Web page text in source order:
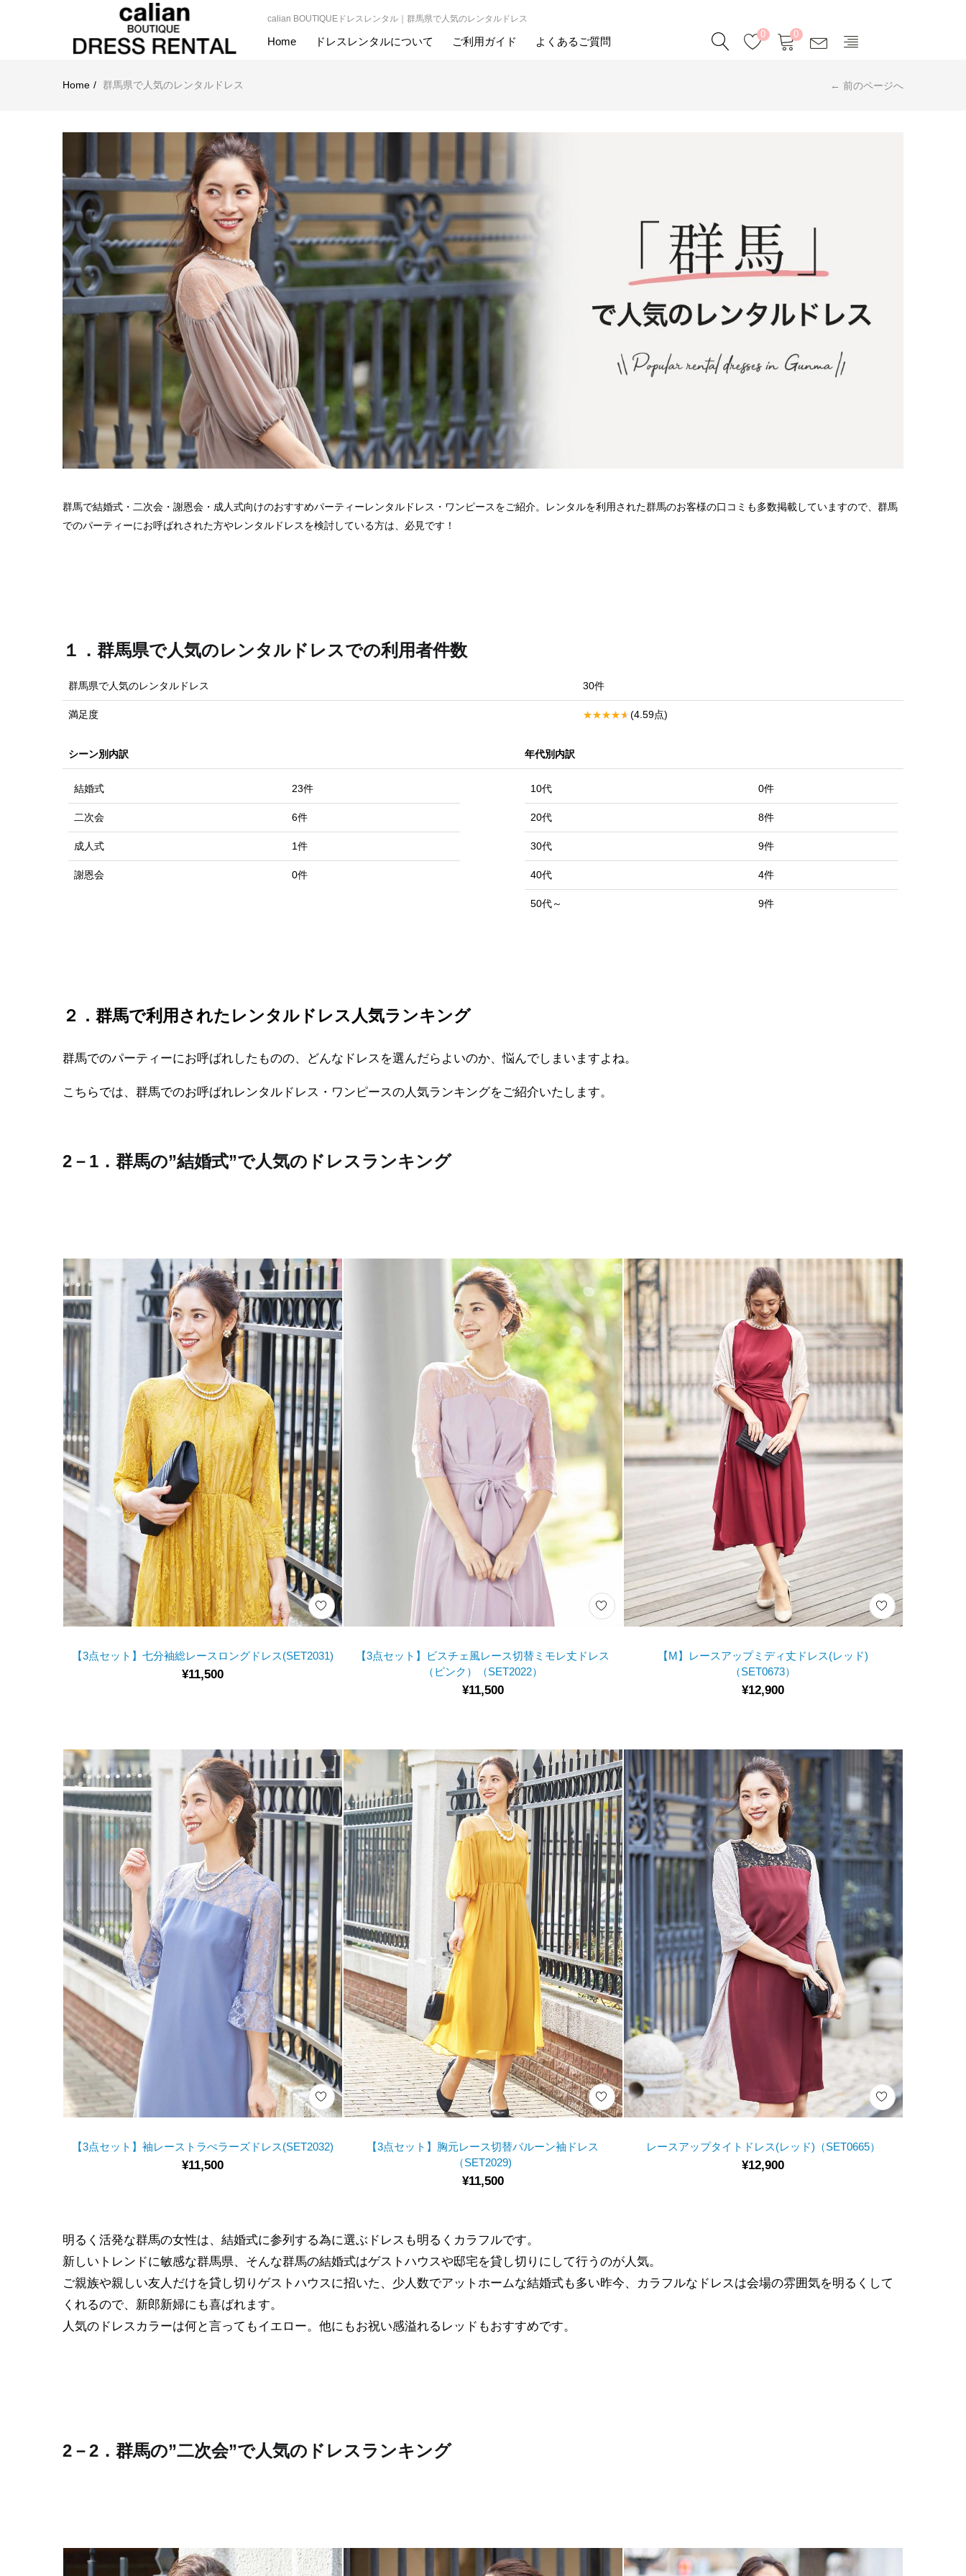
calian BOUTIQUEドレスレンタル｜群馬県で人気のレンタルドレス
Home ドレスレンタルについて ご利用ガイド よくあるご質問
0 0
Home 群馬県で人気のレンタルドレス ← 前のページへ
群馬で結婚式・二次会・謝恩会・成人式向けのおすすめパーティーレンタルドレス・ワンピースをご紹介。レンタルを利用された群馬のお客様の口コミも多数掲載していますので、群馬
でのパーティーにお呼ばれされた方やレンタルドレスを検討している方は、必見です！
１．群馬県で人気のレンタルドレスでの利用者件数
群馬県で人気のレンタルドレス 30件
満足度 (4.59点)
シーン別内訳 年代別内訳
結婚式 23件
二次会 6件
成人式 1件
謝恩会 0件
10代 0件
20代 8件
30代 9件
40代 4件
50代～ 9件
２．群馬で利用されたレンタルドレス人気ランキング
群馬でのパーティーにお呼ばれしたものの、どんなドレスを選んだらよいのか、悩んでしまいますよね。
こちらでは、群馬でのお呼ばれレンタルドレス・ワンピースの人気ランキングをご紹介いたします。
2－1．群馬の”結婚式”で人気のドレスランキング
【3点セット】七分袖総レースロングドレス(SET2031)
¥11,500
【3点セット】ビスチェ風レース切替ミモレ丈ドレス
（ピンク）（SET2022）
¥11,500
【M】レースアップミディ丈ドレス(レッド)
（SET0673）
¥12,900
【3点セット】袖レーストラぺラーズドレス(SET2032)
¥11,500
【3点セット】胸元レース切替バルーン袖ドレス
（SET2029)
¥11,500
レースアップタイトドレス(レッド)（SET0665）
¥12,900
明るく活発な群馬の女性は、結婚式に参列する為に選ぶドレスも明るくカラフルです。
新しいトレンドに敏感な群馬県、そんな群馬の結婚式はゲストハウスや邸宅を貸し切りにして行うのが人気。
ご親族や親しい友人だけを貸し切りゲストハウスに招いた、少人数でアットホームな結婚式も多い昨今、カラフルなドレスは会場の雰囲気を明るくして
くれるので、新郎新婦にも喜ばれます。
人気のドレスカラーは何と言ってもイエロー。他にもお祝い感溢れるレッドもおすすめです。
2－2．群馬の”二次会”で人気のドレスランキング